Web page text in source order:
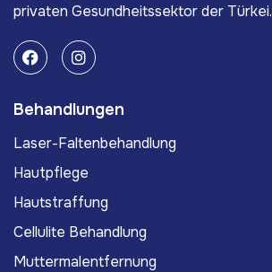
privaten Gesundheitssektor der Türkei.
Behandlungen
Laser-Faltenbehandlung
Hautpflege
Hautstraffung
Cellulite Behandlung
Muttermalentfernung